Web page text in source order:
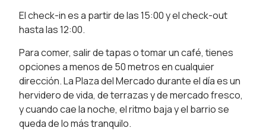
El check-in es a partir de las 15:00 y el check-out
hasta las 12:00.
Para comer, salir de tapas o tomar un café, tienes
opciones a menos de 50 metros en cualquier
dirección. La Plaza del Mercado durante el día es un
hervidero de vida, de terrazas y de mercado fresco,
y cuando cae la noche, el ritmo baja y el barrio se
queda de lo más tranquilo.